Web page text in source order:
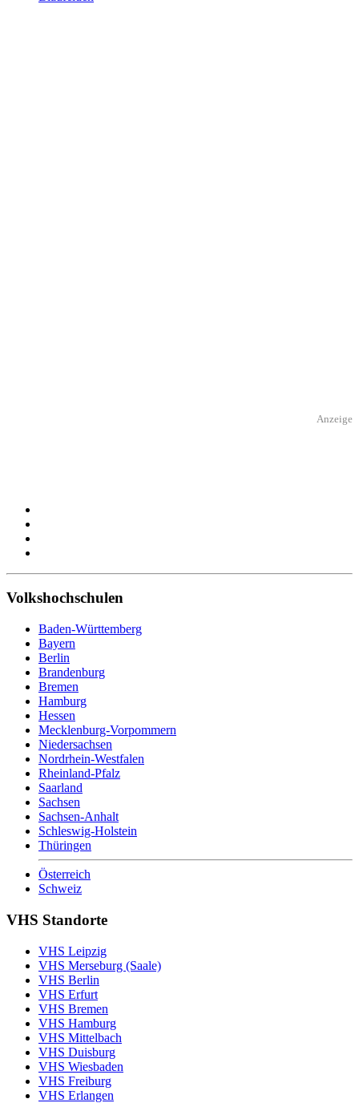
Anzeige
Volkshochschulen
Baden-Württemberg
Bayern
Berlin
Brandenburg
Bremen
Hamburg
Hessen
Mecklenburg-Vorpommern
Niedersachsen
Nordrhein-Westfalen
Rheinland-Pfalz
Saarland
Sachsen
Sachsen-Anhalt
Schleswig-Holstein
Thüringen
Österreich
Schweiz
VHS Standorte
VHS Leipzig
VHS Merseburg (Saale)
VHS Berlin
VHS Erfurt
VHS Bremen
VHS Hamburg
VHS Mittelbach
VHS Duisburg
VHS Wiesbaden
VHS Freiburg
VHS Erlangen